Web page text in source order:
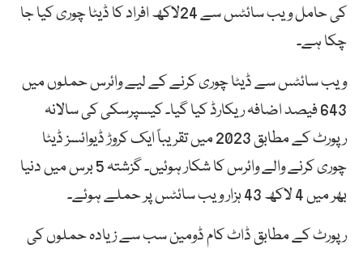
کی حامل ویب سائٹس سے 24لاکھ افراد کا ڈیٹا چوری کیا جا
چکا ہے۔
ویب سائٹس سے ڈیٹا چوری کرنے کے لیے وائرس حملوں میں
643 فیصد اضافہ ریکارڈ کیا گیا۔ کیسپرسکی کی سالانہ
رپورٹ کے مطابق 2023 میں تقریباً ایک کروڑ ڈیوائسز ڈیٹا
چوری کرنے والے وائرس کا شکار ہوئیں۔ گزشتہ 5 برس میں دنیا
بھر میں 4 لاکھ 43 ہزار ویب سائٹس پر حملے ہوئے۔
رپورٹ کے مطابق ڈاٹ کام ڈومین سب سے زیادہ حملوں کی